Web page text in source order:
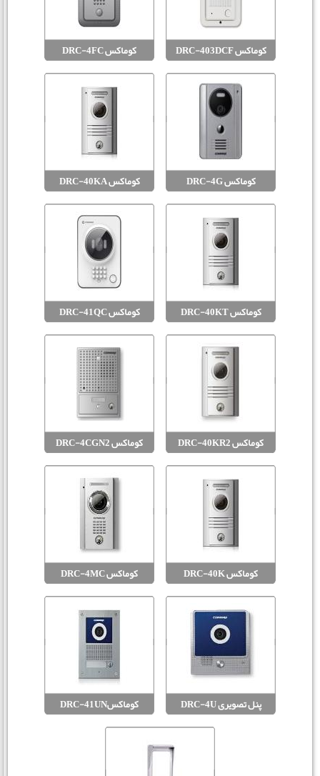
کوماکس DRC-403DCF کوماکس DRC-4FC
کوماکس DRC-4G کوماکس DRC-40KA
کوماکس DRC-40KT کوماکس DRC-41QC
کوماکس DRC-40KR2 کوماکس DRC-4CGN2
کوماکس DRC-40K کوماکس DRC-4MC
پنل تصویری DRC-4U کوماکسDRC-41UN